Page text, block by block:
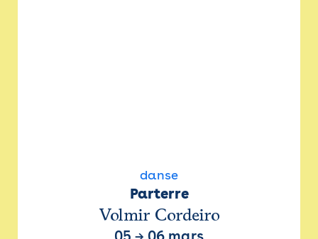
danse
Parterre
Volmir Cordeiro